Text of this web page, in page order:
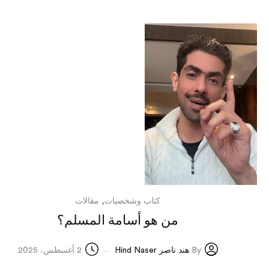
كتاب وشخصيات, مقالات
من هو أسامة المسلم؟
By هند ناصر Hind Naser 2 أغسطس، 2025